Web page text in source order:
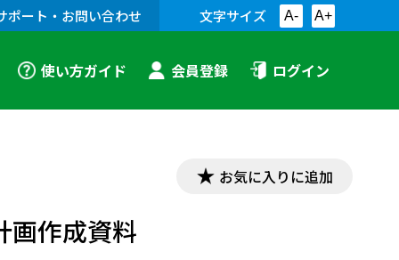
ポート・お問い合わせ 文字サイズ A- A+
使い方ガイド 会員登録 ログイン
お気に入りに追加
画作成資料